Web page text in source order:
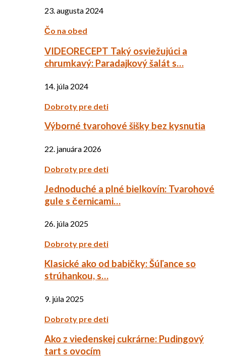
23. augusta 2024
Čo na obed
VIDEORECEPT Taký osviežujúci a
chrumkavý: Paradajkový šalát s…
14. júla 2024
Dobroty pre deti
Výborné tvarohové šišky bez kysnutia
22. januára 2026
Dobroty pre deti
Jednoduché a plné bielkovín: Tvarohové
gule s černicami…
26. júla 2025
Dobroty pre deti
Klasické ako od babičky: Šúľance so
strúhankou, s…
9. júla 2025
Dobroty pre deti
Ako z viedenskej cukrárne: Pudingový
tart s ovocím